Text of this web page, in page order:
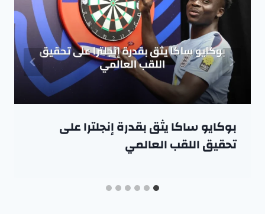
بوكايو ساكا يثق بقدرة إنجلترا على
تحقيق اللقب العالمي